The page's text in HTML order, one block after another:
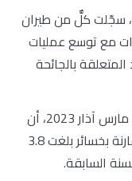
سجّلت كلٌّ من طيران
مع توسع عمليات
بالجائحة
وأظهر تقرير السنة المالية المنتهية في 31 مارس آذار 2023، أن
مجموعة الإمارات حققت أرباحاً قياسية مقارنة بخسائر بلغت 3.8
السابقة.